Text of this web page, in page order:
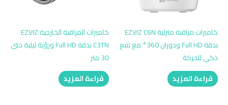
كاميرات مراقبة منزلية EZVIZ C6N
بدقة Full HD ودوران 360° مع تتبع
ذكي للحركة
قراءة المزيد
كاميرات المراقبة الخارجية EZVIZ
C3TN بدقة Full HD ورؤية ليلية حتى
30 متر
قراءة المزيد